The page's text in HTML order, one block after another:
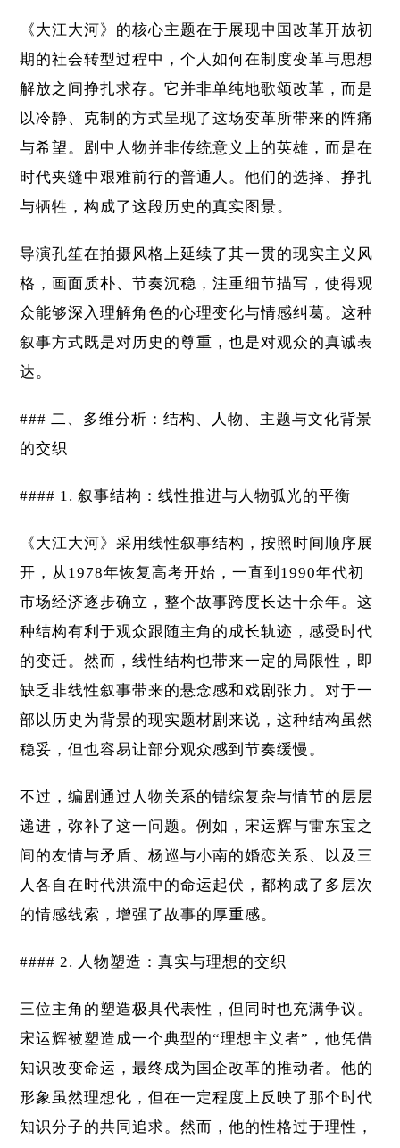
《大江大河》的核心主题在于展现中国改革开放初
期的社会转型过程中，个人如何在制度变革与思想
解放之间挣扎求存。它并非单纯地歌颂改革，而是
以冷静、克制的方式呈现了这场变革所带来的阵痛
与希望。剧中人物并非传统意义上的英雄，而是在
时代夹缝中艰难前行的普通人。他们的选择、挣扎
与牺牲，构成了这段历史的真实图景。
导演孔笙在拍摄风格上延续了其一贯的现实主义风
格，画面质朴、节奏沉稳，注重细节描写，使得观
众能够深入理解角色的心理变化与情感纠葛。这种
叙事方式既是对历史的尊重，也是对观众的真诚表
达。
### 二、多维分析：结构、人物、主题与文化背景
的交织
#### 1. 叙事结构：线性推进与人物弧光的平衡
《大江大河》采用线性叙事结构，按照时间顺序展
开，从1978年恢复高考开始，一直到1990年代初
市场经济逐步确立，整个故事跨度长达十余年。这
种结构有利于观众跟随主角的成长轨迹，感受时代
的变迁。然而，线性结构也带来一定的局限性，即
缺乏非线性叙事带来的悬念感和戏剧张力。对于一
部以历史为背景的现实题材剧来说，这种结构虽然
稳妥，但也容易让部分观众感到节奏缓慢。
不过，编剧通过人物关系的错综复杂与情节的层层
递进，弥补了这一问题。例如，宋运辉与雷东宝之
间的友情与矛盾、杨巡与小南的婚恋关系、以及三
人各自在时代洪流中的命运起伏，都构成了多层次
的情感线索，增强了故事的厚重感。
#### 2. 人物塑造：真实与理想的交织
三位主角的塑造极具代表性，但同时也充满争议。
宋运辉被塑造成一个典型的“理想主义者”，他凭借
知识改变命运，最终成为国企改革的推动者。他的
形象虽然理想化，但在一定程度上反映了那个时代
知识分子的共同追求。然而，他的性格过于理性，